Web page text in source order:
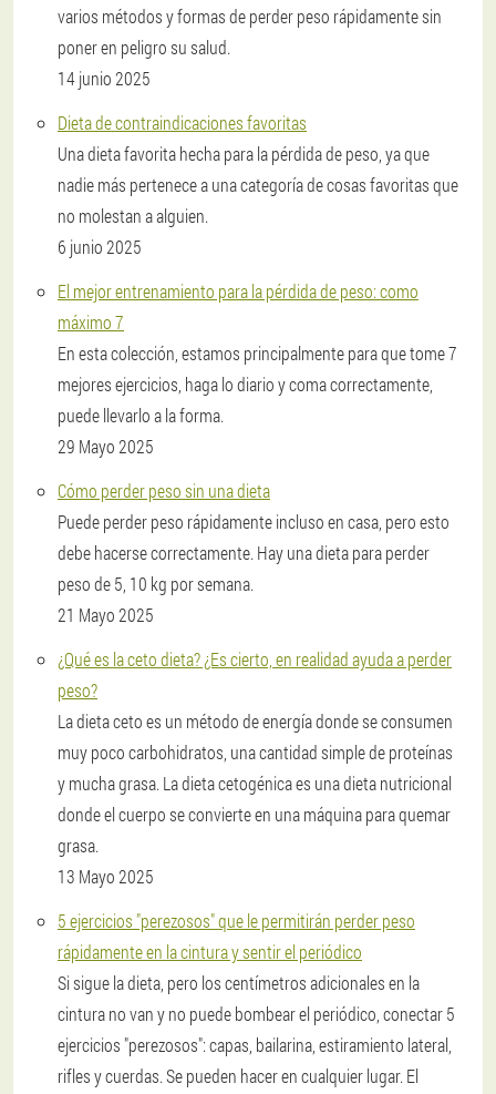
varios métodos y formas de perder peso rápidamente sin
poner en peligro su salud.
14 junio 2025
Dieta de contraindicaciones favoritas
Una dieta favorita hecha para la pérdida de peso, ya que
nadie más pertenece a una categoría de cosas favoritas que
no molestan a alguien.
6 junio 2025
El mejor entrenamiento para la pérdida de peso: como
máximo 7
En esta colección, estamos principalmente para que tome 7
mejores ejercicios, haga lo diario y coma correctamente,
puede llevarlo a la forma.
29 Mayo 2025
Cómo perder peso sin una dieta
Puede perder peso rápidamente incluso en casa, pero esto
debe hacerse correctamente. Hay una dieta para perder
peso de 5, 10 kg por semana.
21 Mayo 2025
¿Qué es la ceto dieta? ¿Es cierto, en realidad ayuda a perder
peso?
La dieta ceto es un método de energía donde se consumen
muy poco carbohidratos, una cantidad simple de proteínas
y mucha grasa. La dieta cetogénica es una dieta nutricional
donde el cuerpo se convierte en una máquina para quemar
grasa.
13 Mayo 2025
5 ejercicios "perezosos" que le permitirán perder peso
rápidamente en la cintura y sentir el periódico
Si sigue la dieta, pero los centímetros adicionales en la
cintura no van y no puede bombear el periódico, conectar 5
ejercicios "perezosos": capas, bailarina, estiramiento lateral,
rifles y cuerdas. Se pueden hacer en cualquier lugar. El